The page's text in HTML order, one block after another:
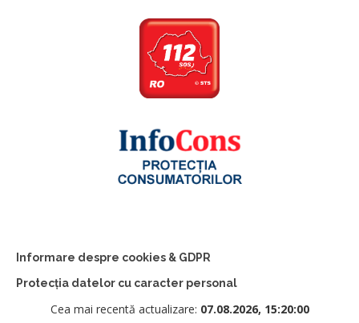
Informare despre cookies & GDPR
Protecția datelor cu caracter personal
Cea mai recentă actualizare: 07.08.2026, 15:20:00